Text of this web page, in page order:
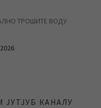
ТРОШИТЕ ВОДУ
КАНАЛУ